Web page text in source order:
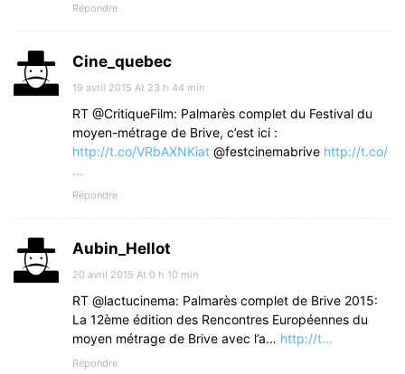
Répondre
Cine_quebec
19 avril 2015 At 23 h 44 min
RT @CritiqueFilm: Palmarès complet du Festival du
moyen-métrage de Brive, c’est ici :
http://t.co/VRbAXNKiat @festcinemabrive http://t.co/
…
Répondre
Aubin_Hellot
20 avril 2015 At 0 h 10 min
RT @lactucinema: Palmarès complet de Brive 2015:
La 12ème édition des Rencontres Européennes du
moyen métrage de Brive avec l’a… http://t…
Répondre